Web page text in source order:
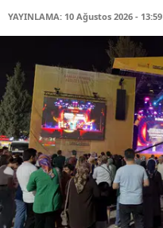
YAYINLAMA: 10 Ağustos 2026 - 13:59